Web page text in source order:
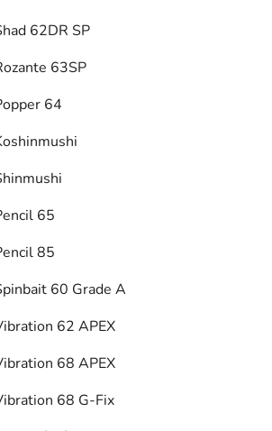
62DR SP
63SP
64
65
85
60 Grade A
62 APEX
68 APEX
68 G-Fix